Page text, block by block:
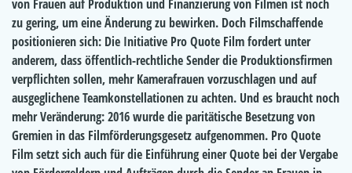
von Frauen auf Produktion und Finanzierung von Filmen ist noch
zu gering, um eine Änderung zu bewirken. Doch Filmschaffende
positionieren sich: Die Initiative Pro Quote Film fordert unter
anderem, dass öffentlich-rechtliche Sender die Produktionsfirmen
verpflichten sollen, mehr Kamerafrauen vorzuschlagen und auf
ausgeglichene Teamkonstellationen zu achten. Und es braucht noch
mehr Veränderung: 2016 wurde die paritätische Besetzung von
Gremien in das Filmförderungsgesetz aufgenommen. Pro Quote
Film setzt sich auch für die Einführung einer Quote bei der Vergabe